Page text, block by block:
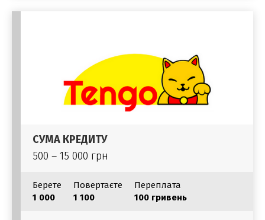
СУМА КРЕДИТУ
500 – 15 000 грн
Берете
1 000
Повертаєте
1 100
Переплата
100 гривень